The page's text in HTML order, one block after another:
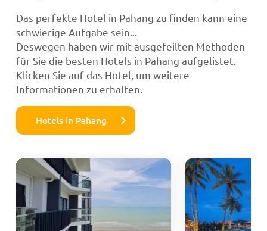
Das perfekte Hotel in Pahang zu finden kann eine
schwierige Aufgabe sein...
Deswegen haben wir mit ausgefeilten Methoden
für Sie die besten Hotels in Pahang aufgelistet.
Klicken Sie auf das Hotel, um weitere
Informationen zu erhalten.
Hotels in Pahang